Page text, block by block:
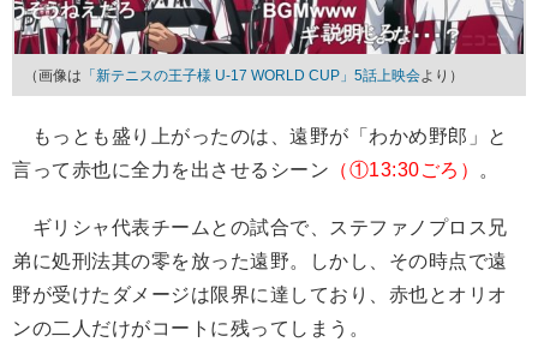
（画像は 「新テニスの王子様 U-17 WORLD CUP」5話上映会より）
もっとも盛り上がったのは、遠野が「わかめ野郎」と
言って赤也に全力を出させるシーン （①13:30ごろ） 。
ギリシャ代表チームとの試合で、ステファノプロス兄
弟に処刑法其の零を放った遠野。しかし、その時点で遠
野が受けたダメージは限界に達しており、赤也とオリオ
ンの二人だけがコートに残ってしまう。